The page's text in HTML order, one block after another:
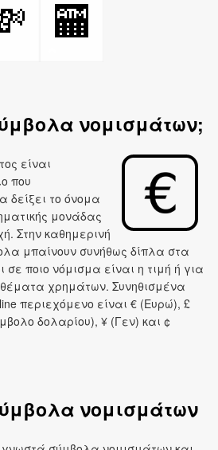
🏧
νομισμάτων;
είναι
που
δείξει το όνομα
μονάδας
Στην καθημερινή
μπαίνουν συνήθως δίπλα στα
ποιο νόμισμα είναι η τιμή ή για
χρημάτων. Συνηθισμένα
περιεχόμενο είναι € (Ευρώ), £
δολαρίου), ¥ (Γεν) και ¢
νομισμάτων